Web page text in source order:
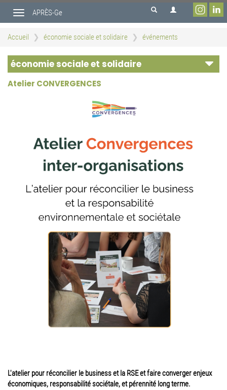
contenu
Toggle
navigation
APRÈS-Ge
Accueil économie sociale et solidaire événements
économie sociale et solidaire
Atelier CONVERGENCES
L'atelier pour réconcilier le business et la RSE et faire converger enjeux
économiques, responsabilité sociétale, et pérennité long terme.